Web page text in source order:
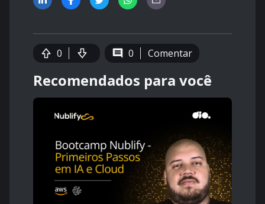
0 0 Comentar
Recomendados para você